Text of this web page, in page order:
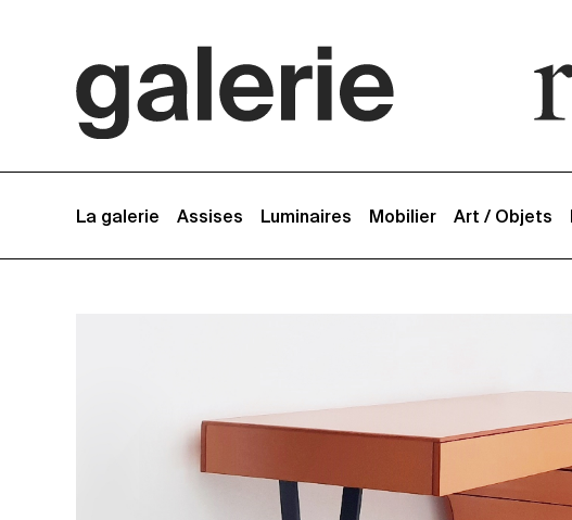
La galerie Assises Luminaires Mobilier Art / Objets